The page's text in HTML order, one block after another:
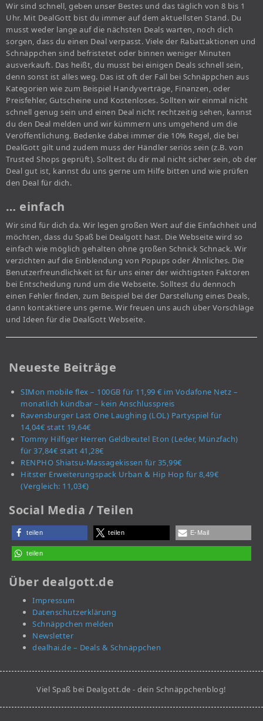
Wir sind schnell, geben unser Bestes und das täglich von 8 bis 1
Uhr. Mit DealGott bist du immer auf dem aktuellsten Stand. Du
musst weder lange auf die nächsten Deals warten, noch dich
sorgen, dass du einen Deal verpasst. Viele der Rabattaktionen und
Schnäppchen sind befristetet oder binnen weniger Minuten
ausverkauft. Das heißt, du musst bei einigen Deals schnell sein,
denn sonst ist alles weg. Das ist oft der Fall bei Schnäppchen aus
Kategorien wie zum Beispiel Handyverträge, Finanzen, oder
Preisfehler, Gutscheine und Kostenloses. Sollten wir einmal nicht
schnell genug sein und einen Deal nicht rechtzeitig sehen, kannst
du den Deal melden und wir kümmern uns umgehend um die
Veröffentlichung. Bedenke dabei immer die 10% Regel, die bei
DealGott gilt und zudem muss der Händler seriös sein (z.B. von
Trusted Shops geprüft). Solltest du dir mal nicht sicher sein, ob der
Deal gut ist, kannst du uns gerne um Hilfe bitten und wie prüfen
den Deal für dich.
… einfach
Wir sind für dich da. Wir legen großen Wert auf die Einfachheit und
möchten, dass du Spaß bei Dealgott hast. Die Webseite wird so
einfach wie möglich gehalten ohne großen Schnick Schnack. Wir
verzichten auf die Einblendung von Popups oder Ähnliches. Die
Benutzerfreundlichkeit ist für uns einer der wichtigsten Faktoren
bei Entscheidung rund um die Webseite. Solltest du dennoch
einen Fehler finden, zum Beispiel bei der Darstellung eines Deals,
dann kontaktiere uns gerne. Wir freuen uns auch über Vorschläge
und Ideen für die DealGott Webseite.
Neueste Beiträge
SIMon mobile flex – 100GB für 11,99 € im Vodafone Netz –
monatlich kündbar – kein Anschlusspreis
Ravensburger Last One Laughing (LOL) Partyspiel für
14,04€ statt 19,64€
Tommy Hilfiger Herren Geldbeutel Eton (Leder, Münzfach)
für 37,84€ statt 41,28€
RENPHO Shiatsu-Massagekissen für 35,99€
Hitster Erweiterungspack Urban & Hip Hop für 8,49€
(Vergleich: 11,03€)
Social Media / Teilen
teilen teilen E-Mail
teilen
Über dealgott.de
Impressum
Datenschutzerklärung
Schnäppchen melden
Newsletter
dealhai.de – Deals & Schnäppchen
Viel Spaß bei Dealgott.de - dein Schnäppchenblog!